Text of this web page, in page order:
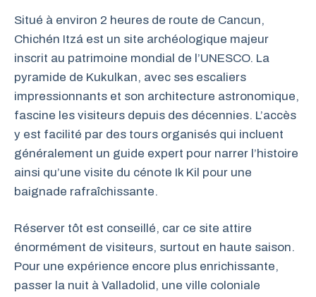
Situé à environ 2 heures de route de Cancun,
Chichén Itzá est un site archéologique majeur
inscrit au patrimoine mondial de l’UNESCO. La
pyramide de Kukulkan, avec ses escaliers
impressionnants et son architecture astronomique,
fascine les visiteurs depuis des décennies. L’accès
y est facilité par des tours organisés qui incluent
généralement un guide expert pour narrer l’histoire
ainsi qu’une visite du cénote Ik Kil pour une
baignade rafraîchissante.
Réserver tôt est conseillé, car ce site attire
énormément de visiteurs, surtout en haute saison.
Pour une expérience encore plus enrichissante,
passer la nuit à Valladolid, une ville coloniale